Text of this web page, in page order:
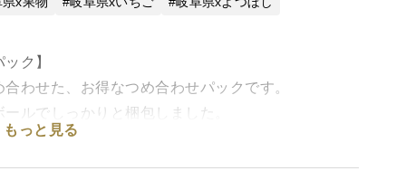
ク】
わせた、お得なつめ合わせパックです。
ルでしっかりと梱包しました。
、ぜひ気軽にご利用下さい。
もっと見る